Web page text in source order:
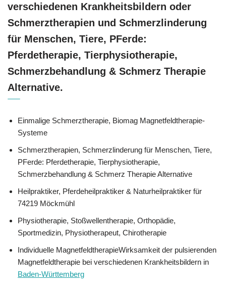
verschiedenen Krankheitsbildern oder
Schmerztherapien und Schmerzlinderung
für Menschen, Tiere, PFerde:
Pferdetherapie, Tierphysiotherapie,
Schmerzbehandlung & Schmerz Therapie
Alternative.
Einmalige Schmerztherapie, Biomag Magnetfeldtherapie-
Systeme
Schmerztherapien, Schmerzlinderung für Menschen, Tiere,
PFerde: Pferdetherapie, Tierphysiotherapie,
Schmerzbehandlung & Schmerz Therapie Alternative
Heilpraktiker, Pferdeheilpraktiker & Naturheilpraktiker für
74219 Möckmühl
Physiotherapie, Stoßwellentherapie, Orthopädie,
Sportmedizin, Physiotherapeut, Chirotherapie
Individuelle MagnetfeldtherapieWirksamkeit der pulsierenden
Magnetfeldtherapie bei verschiedenen Krankheitsbildern in
Baden-Württemberg